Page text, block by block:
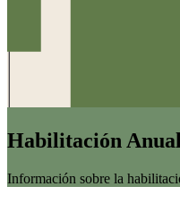
Habilitación Anual
Información sobre la